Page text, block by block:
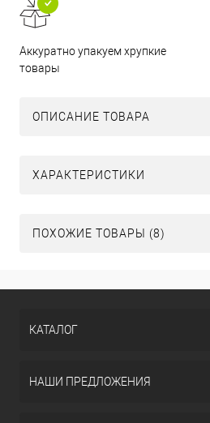
Аккуратно упакуем хрупкие
товары
ОПИСАНИЕ ТОВАРА
ХАРАКТЕРИСТИКИ
ПОХОЖИЕ ТОВАРЫ (8)
КАТАЛОГ
НАШИ ПРЕДЛОЖЕНИЯ